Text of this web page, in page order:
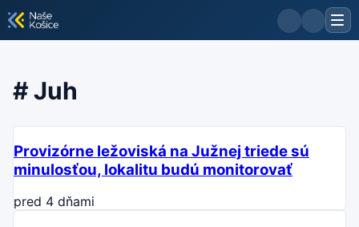
#Juh
Provizórne ležoviská na Južnej triede sú
minulosťou, lokalitu budú monitorovať
pred 4 dňami